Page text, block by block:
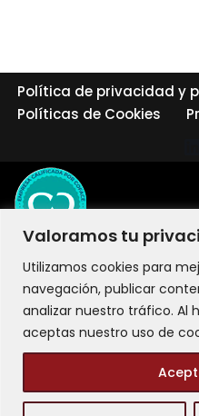
Valoramos tu
Utilizamos cookies para
navegación, publicar
analizar nuestro tráfico. Al
aceptas nuestro uso de
Política de privacidad y
Políticas de Cookies
©2026 LIT Liderazgo